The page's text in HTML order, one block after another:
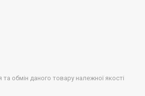
обмін даного товару належної якості